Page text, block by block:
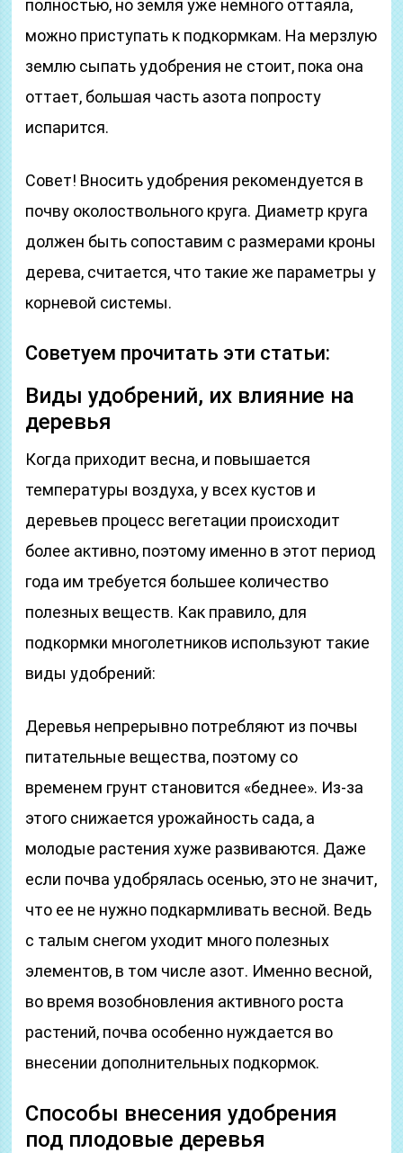
полностью, но земля уже немного оттаяла,
можно приступать к подкормкам. На мерзлую
землю сыпать удобрения не стоит, пока она
оттает, большая часть азота попросту
испарится.
Совет! Вносить удобрения рекомендуется в
почву околоствольного круга. Диаметр круга
должен быть сопоставим с размерами кроны
дерева, считается, что такие же параметры у
корневой системы.
Советуем прочитать эти статьи:
Виды удобрений, их влияние на
деревья
Когда приходит весна, и повышается
температуры воздуха, у всех кустов и
деревьев процесс вегетации происходит
более активно, поэтому именно в этот период
года им требуется большее количество
полезных веществ. Как правило, для
подкормки многолетников используют такие
виды удобрений:
Деревья непрерывно потребляют из почвы
питательные вещества, поэтому со
временем грунт становится «беднее». Из-за
этого снижается урожайность сада, а
молодые растения хуже развиваются. Даже
если почва удобрялась осенью, это не значит,
что ее не нужно подкармливать весной. Ведь
с талым снегом уходит много полезных
элементов, в том числе азот. Именно весной,
во время возобновления активного роста
растений, почва особенно нуждается во
внесении дополнительных подкормок.
Способы внесения удобрения
под плодовые деревья